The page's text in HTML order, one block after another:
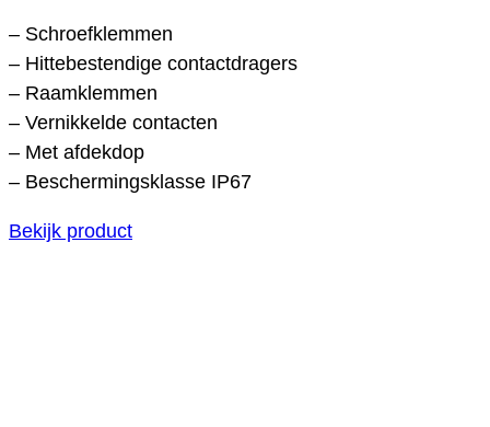
– Schroefklemmen
– Hittebestendige contactdragers
– Raamklemmen
– Vernikkelde contacten
– Met afdekdop
– Beschermingsklasse IP67
Bekijk product